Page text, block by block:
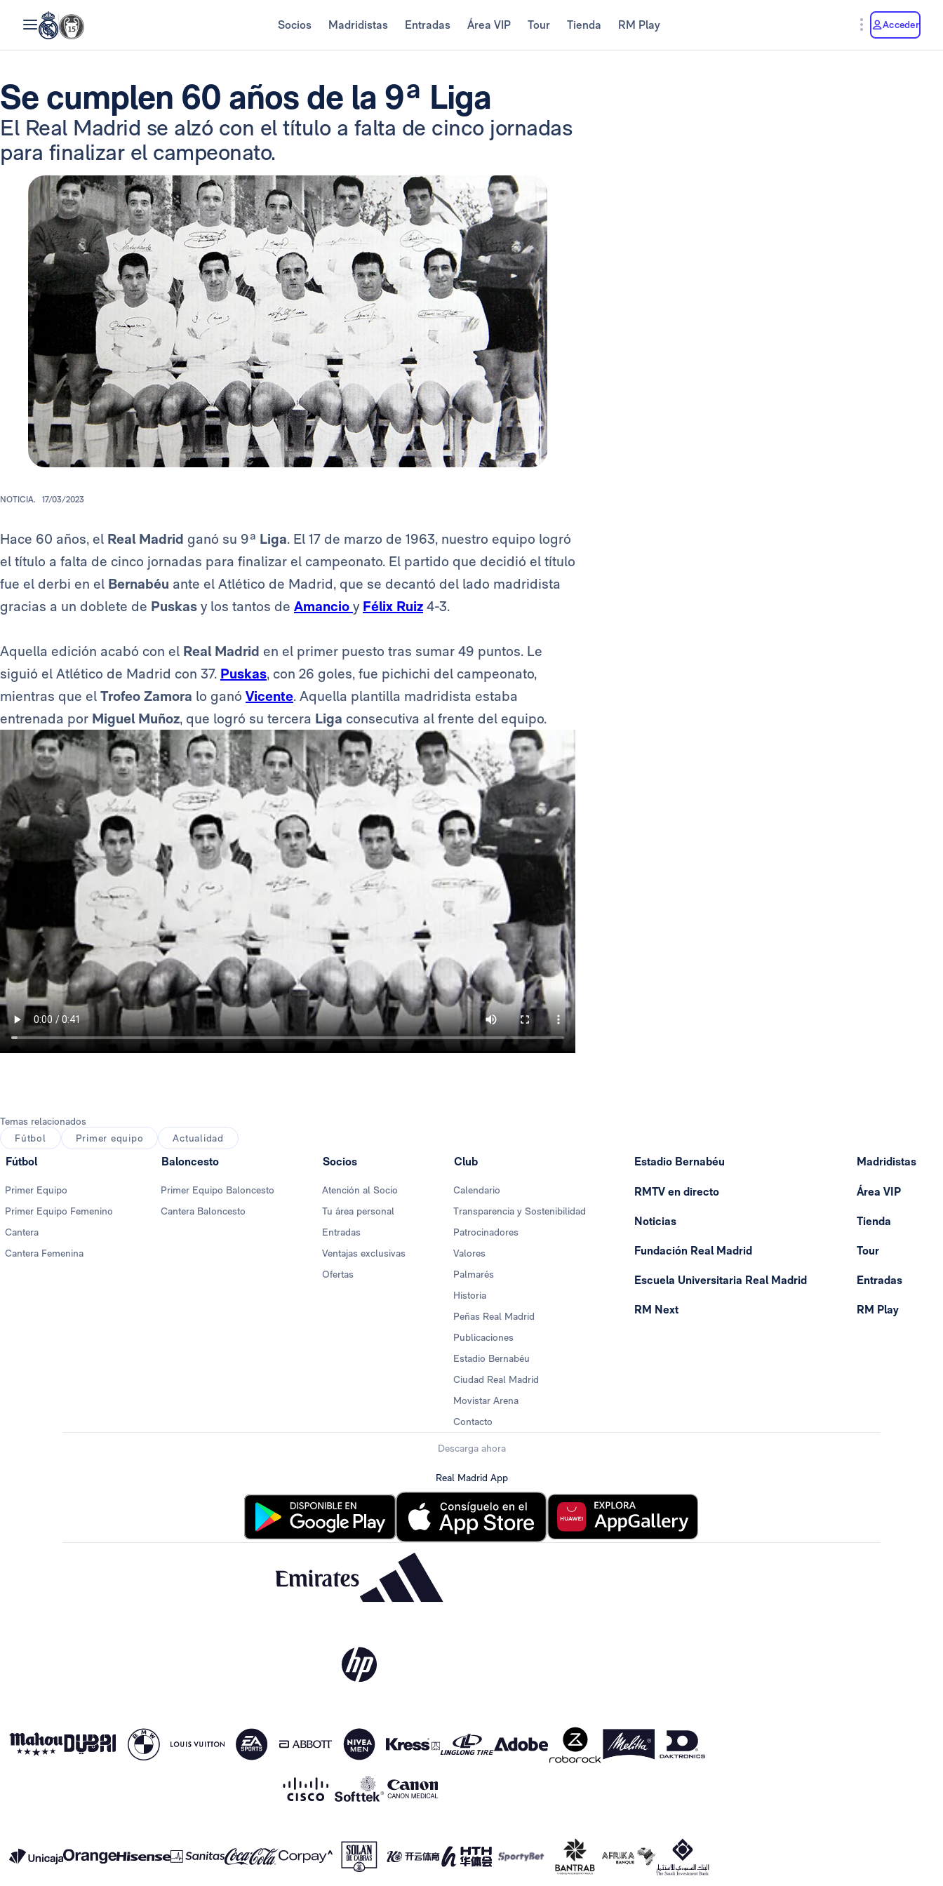
Socios Madridistas Entradas Área VIP Tour Tienda RM Play Acceder
Se cumplen 60 años de la 9ª Liga
El Real Madrid se alzó con el título a falta de cinco jornadas
para finalizar el campeonato.
NOTICIA. 17/03/2023
Hace 60 años, el Real Madrid ganó su 9ª Liga. El 17 de marzo de 1963, nuestro equipo logró
el título a falta de cinco jornadas para finalizar el campeonato. El partido que decidió el título
fue el derbi en el Bernabéu ante el Atlético de Madrid, que se decantó del lado madridista
gracias a un doblete de Puskas y los tantos de Amancio y Félix Ruiz 4-3.
Aquella edición acabó con el Real Madrid en el primer puesto tras sumar 49 puntos. Le
siguió el Atlético de Madrid con 37. Puskas, con 26 goles, fue pichichi del campeonato,
mientras que el Trofeo Zamora lo ganó Vicente. Aquella plantilla madridista estaba
entrenada por Miguel Muñoz, que logró su tercera Liga consecutiva al frente del equipo.
Temas relacionados
Fútbol
Primer equipo Actualidad
Fútbol
Primer Equipo
Primer Equipo Femenino
Cantera
Cantera Femenina
Baloncesto
Primer Equipo Baloncesto
Cantera Baloncesto
Socios
Atención al Socio
Tu área personal
Entradas
Ventajas exclusivas
Ofertas
Club
Calendario
Transparencia y Sostenibilidad
Patrocinadores
Valores
Palmarés
Historia
Peñas Real Madrid
Publicaciones
Estadio Bernabéu
Ciudad Real Madrid
Movistar Arena
Contacto
Estadio Bernabéu
RMTV en directo
Noticias
Fundación Real Madrid
Escuela Universitaria Real Madrid
RM Next
Madridistas
Área VIP
Tienda
Tour
Entradas
RM Play
Descarga ahora
Real Madrid App